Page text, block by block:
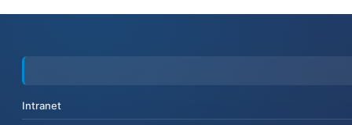
Intranet